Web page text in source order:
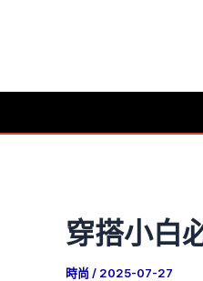
要
穿搭小白
時尚 / 2025-07-27